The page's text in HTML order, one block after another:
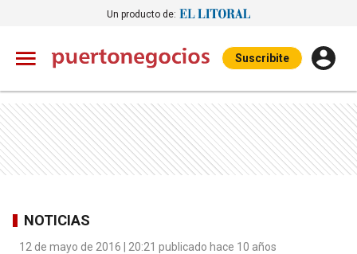
Un producto de:
Suscribite
NOTICIAS
12 de mayo de 2016 | 20:21 publicado hace 10 años